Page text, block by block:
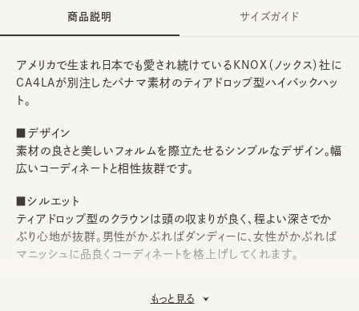
商品説明
アメリカで生まれ日本でも愛され続けているKNOX（ノックス）社に
CA4LAが別注したパナマ素材のティアドロップ型ハイバックハッ
ト。
■デザイン
素材の良さと美しいフォルムを際立たせるシンプルなデザイン。幅
広いコーディネートと相性抜群です。
■シルエット
ティアドロップ型のクラウンは頭の収まりが良く、程よい深さでか
ぶり心地が抜群。男性がかぶればダンディーに、女性がかぶれば
マニッシュに品良くコーディネートを格上げしてくれます。
艶感とキメ細かな編み上がりが美しい最高級のパナマを使用。ス
もっと見る
サイズガイド